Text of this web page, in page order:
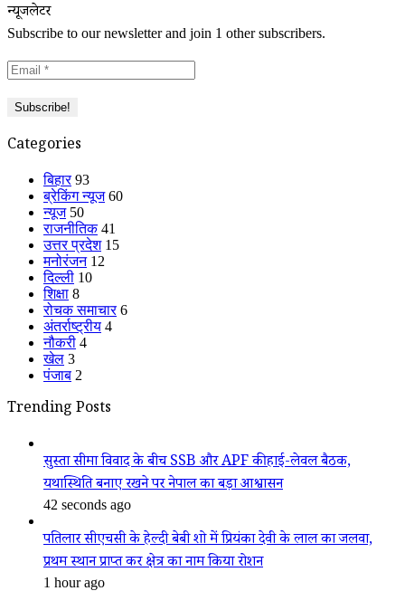
न्यूजलेटर
Subscribe to our newsletter and join 1 other subscribers.
Categories
बिहार 93
ब्रेकिंग न्यूज 60
न्यूज 50
राजनीतिक 41
उत्तर प्रदेश 15
मनोरंजन 12
दिल्ली 10
शिक्षा 8
रोचक समाचार 6
अंतर्राष्ट्रीय 4
नौकरी 4
खेल 3
पंजाब 2
Trending Posts
सुस्ता सीमा विवाद के बीच SSB और APF की हाई-लेवल बैठक,
यथास्थिति बनाए रखने पर नेपाल का बड़ा आश्वासन
42 seconds ago
पतिलार सीएचसी के हेल्दी बेबी शो में प्रियंका देवी के लाल का जलवा,
प्रथम स्थान प्राप्त कर क्षेत्र का नाम किया रोशन
1 hour ago